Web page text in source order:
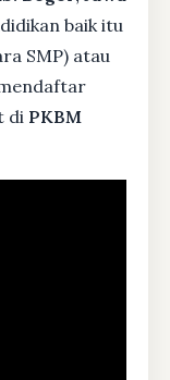
baik itu
SMP) atau
di PKBM